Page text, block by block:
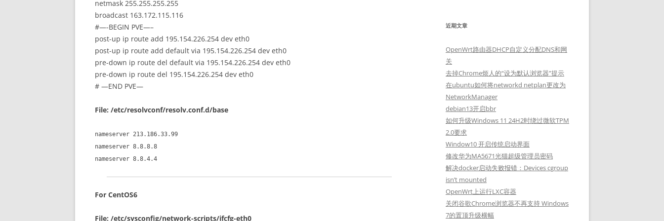
netmask 255.255.255.255
broadcast 163.172.115.116
#—-BEGIN PVE—–
post-up ip route add 195.154.226.254 dev eth0
post-up ip route add default via 195.154.226.254 dev eth0
pre-down ip route del default via 195.154.226.254 dev eth0
pre-down ip route del 195.154.226.254 dev eth0
# —END PVE—
File: /etc/resolvconf/resolv.conf.d/base
nameserver 213.186.33.99
nameserver 8.8.8.8
nameserver 8.8.4.4
For CentOS6
File: /etc/sysconfig/network-scripts/ifcfg-eth0
近期文章
OpenWrt路由器DHCP自定义分配DNS和网
关
去掉Chrome烦人的“设为默认浏览器”提示
在ubuntu如何将networkd netplan更改为
NetworkManager
debian13开启bbr
如何升级Windows 11 24H2时绕过微软TPM
2.0要求
Window10 开启传统启动界面
修改华为MA5671光猫超级管理员密码
解决docker启动失败报错：Devices cgroup
isn’t mounted
OpenWrt上运行LXC容器
关闭谷歌Chrome浏览器不再支持 Windows
7的置顶升级横幅